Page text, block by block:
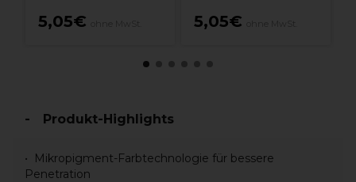
5,05€ 5,05€
Produkt-Highlights
Mikropigment-Farbtechnologie für bessere
Penetration